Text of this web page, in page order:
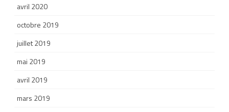
avril 2020
octobre 2019
juillet 2019
mai 2019
avril 2019
mars 2019